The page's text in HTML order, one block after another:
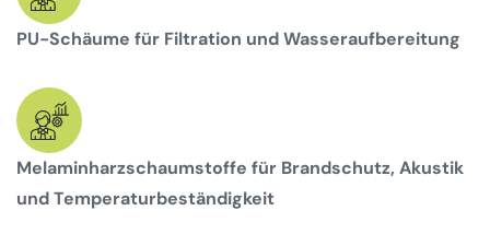
PU-Schäume für Filtration und Wasseraufbereitung
Melaminharzschaumstoffe für Brandschutz, Akustik
und Temperaturbeständigkeit